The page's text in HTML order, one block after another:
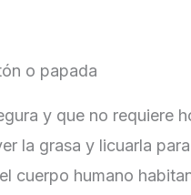
o papada
y que no requiere
la grasa y licuarla
cuerpo humano